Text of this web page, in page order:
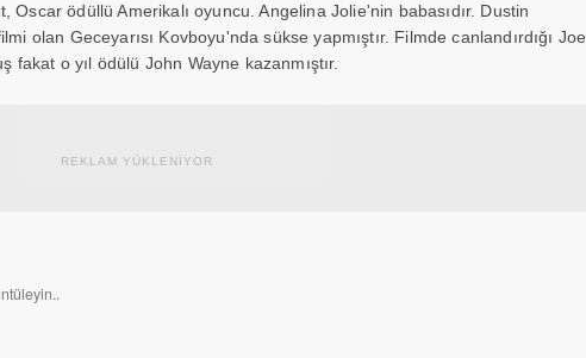
ödüllü Amerikalı oyuncu. Angelina Jolie'nin babasıdır. Dustin
olan Geceyarısı Kovboyu'nda sükse yapmıştır. Filmde canlandırdığı Joe
o yıl ödülü John Wayne kazanmıştır.
REKLAM YÜKLENİYOR